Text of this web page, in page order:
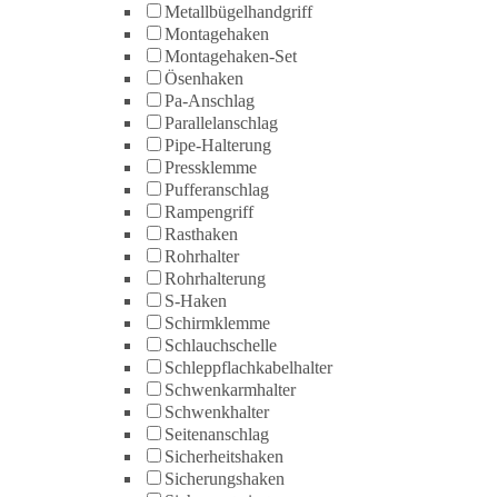
Metallbügelhandgriff
Montagehaken
Montagehaken-Set
Ösenhaken
Pa-Anschlag
Parallelanschlag
Pipe-Halterung
Pressklemme
Pufferanschlag
Rampengriff
Rasthaken
Rohrhalter
Rohrhalterung
S-Haken
Schirmklemme
Schlauchschelle
Schleppflachkabelhalter
Schwenkarmhalter
Schwenkhalter
Seitenanschlag
Sicherheitshaken
Sicherungshaken